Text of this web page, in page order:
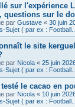
sur l'expérience
questions sur le
par Gustave « 30 juin
Sujet ( par ex :
le site
par Nicola « 25 juin
Sujet ( par ex :
le cacao en
par Nicola « 10 juin
Sujet ( par ex :